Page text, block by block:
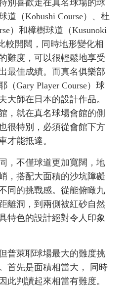
別喜歡走在真名球場的球
道（Kobushi Course）、杜
）和樟樹球道（Kusunoki
較開闊，同時地形變化相
難度，可以很輕鬆地享受
最佳成績。而真名俱樂部
（Gary Player Course）球
大師在日本的設計作品。
，就在真名球場會館的側
很特別，必須從會館下方
才能抵達。
，不僅球道更加寬闊，地
，搭配大面積的沙坑障礙
同的挑戰感。從能俯瞰九
離洞，到兩側被紅砂自然
特色的設計絕對令人印象
普萊耶球場最大的難度挑
首先是面積相當大， 同時
此判讀起來相當有難度。